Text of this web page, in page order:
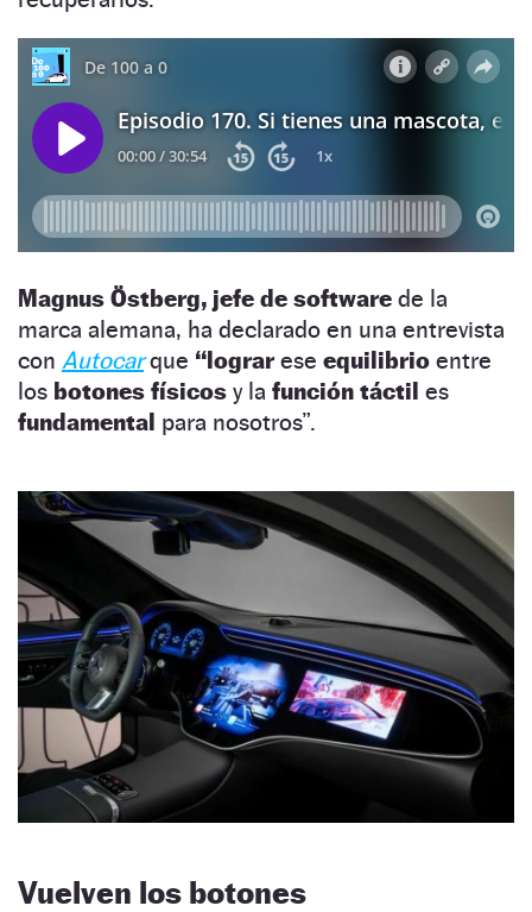
Magnus Östberg, jefe de software de la
marca alemana, ha declarado en una entrevista
con Autocarque “lograrese equilibrio entre
los botones físicos y la función táctil es
fundamental para nosotros”.
Vuelven los botones